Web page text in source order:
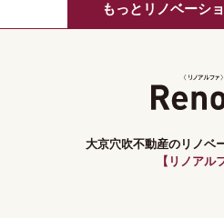
もっとリノベーシ
大京穴吹不動産のリノベ
【リノアル